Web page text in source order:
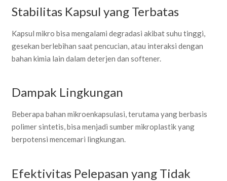
Stabilitas Kapsul yang Terbatas
Kapsul mikro bisa mengalami degradasi akibat suhu tinggi,
gesekan berlebihan saat pencucian, atau interaksi dengan
bahan kimia lain dalam deterjen dan softener.
Dampak Lingkungan
Beberapa bahan mikroenkapsulasi, terutama yang berbasis
polimer sintetis, bisa menjadi sumber mikroplastik yang
berpotensi mencemari lingkungan.
Efektivitas Pelepasan yang Tidak